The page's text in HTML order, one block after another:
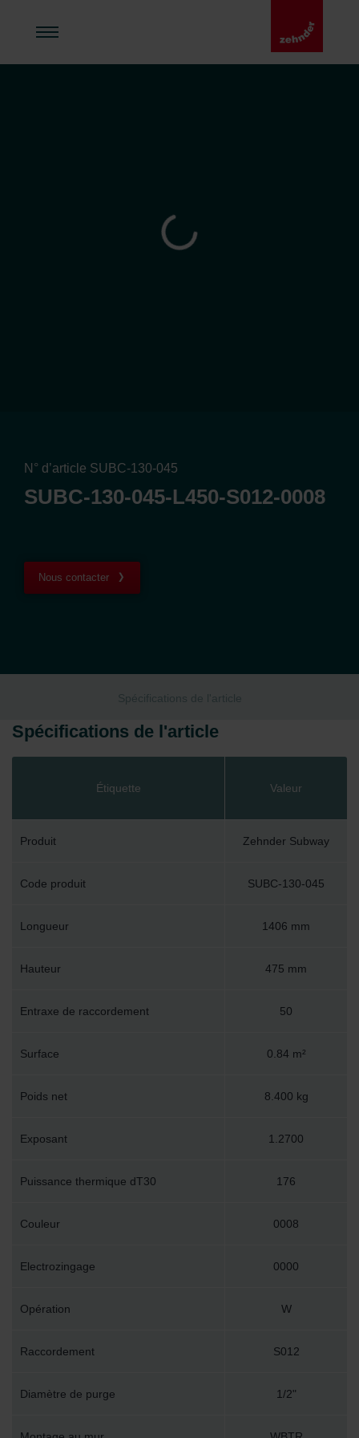
N° d’article SUBC-130-045
SUBC-130-045-L450-S012-0008
Nous contacter
Spécifications de l'article
Spécifications de l'article
Étiquette Valeur
Produit Zehnder Subway
Code produit SUBC-130-045
Longueur 1406 mm
Hauteur 475 mm
Entraxe de raccordement 50
Surface 0.84 m²
Poids net 8.400 kg
Exposant 1.2700
Puissance thermique dT30 176
Couleur 0008
Electrozingage 0000
Opération W
Raccordement S012
Diamètre de purge 1/2"